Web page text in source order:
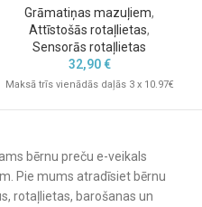
Grāmatiņas mazuļiem,
Attīstošās rotaļlietas,
Sensorās rotaļlietas
32,90€
Maksā trīs vienādās daļās 3 x 10.97€
bērnu preču e-veikals
Pie mums atradīsiet bērnu
rotaļlietas, barošanas un